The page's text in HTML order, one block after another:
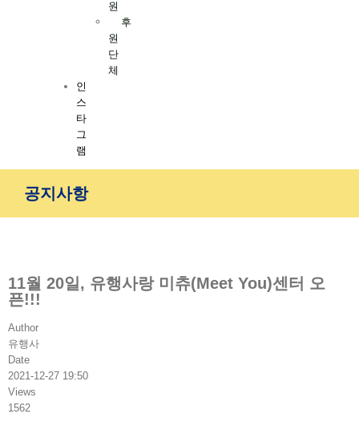
원
후
원
단
체
인
스
타
그
램
공지사항
11월 20일, 유행사랑 미츄(Meet You)센터 오
픈!!!
Author
유행사
Date
2021-12-27 19:50
Views
1562